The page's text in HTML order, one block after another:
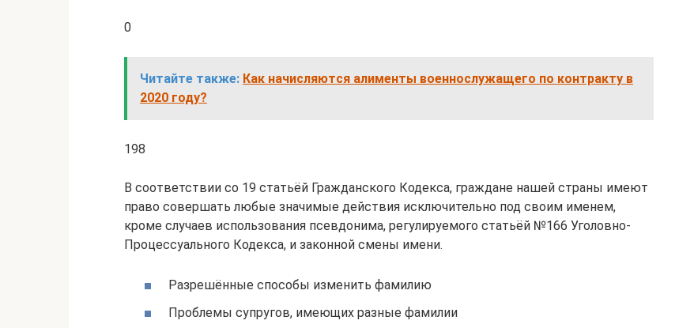
0
Читайте также: Как начисляются алименты военнослужащего по контракту в
2020 году?
198
В соответствии со 19 статьёй Гражданского Кодекса, граждане нашей страны имеют
право совершать любые значимые действия исключительно под своим именем,
кроме случаев использования псевдонима, регулируемого статьёй №166 Уголовно-
Процессуального Кодекса, и законной смены имени.
Разрешённые способы изменить фамилию
Проблемы супругов, имеющих разные фамилии